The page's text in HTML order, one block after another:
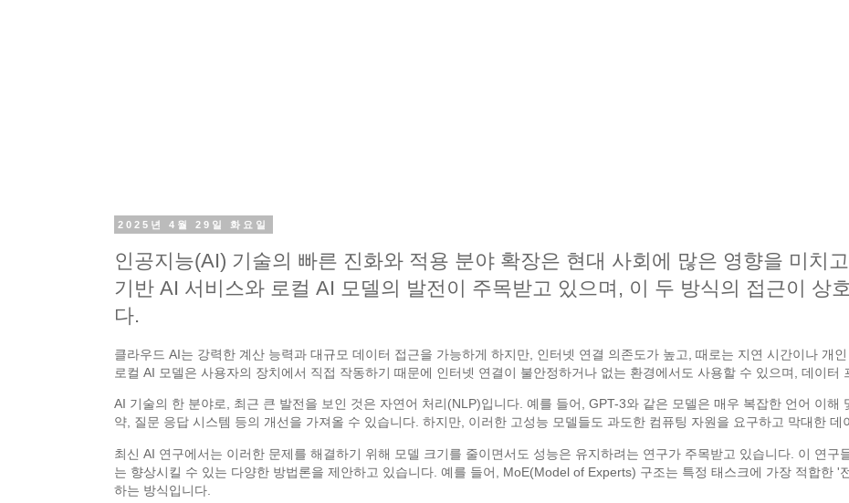
2025년 4월 29일 화요일
인공지능(AI) 기술의 빠른 진화와 적용 분야 확장은 현대 사회에 많은 영향을 미치
기반 AI 서비스와 로컬 AI 모델의 발전이 주목받고 있으며, 이 두 방식의 접근이 상
다.
클라우드 AI는 강력한 계산 능력과 대규모 데이터 접근을 가능하게 하지만, 인터넷 연결 의존도가 높고, 때로는 지연 시간이나 개
로컬 AI 모델은 사용자의 장치에서 직접 작동하기 때문에 인터넷 연결이 불안정하거나 없는 환경에서도 사용할 수 있으며, 데이터
AI 기술의 한 분야로, 최근 큰 발전을 보인 것은 자연어 처리(NLP)입니다. 예를 들어, GPT-3와 같은 모델은 매우 복잡한 언어 이해
약, 질문 응답 시스템 등의 개선을 가져올 수 있습니다. 하지만, 이러한 고성능 모델들도 과도한 컴퓨팅 자원을 요구하고 막대한
최신 AI 연구에서는 이러한 문제를 해결하기 위해 모델 크기를 줄이면서도 성능은 유지하려는 연구가 주목받고 있습니다. 이 연구
는 향상시킬 수 있는 다양한 방법론을 제안하고 있습니다. 예를 들어, MoE(Model of Experts) 구조는 특정 태스크에 가장 적합한 '
하는 방식입니다.